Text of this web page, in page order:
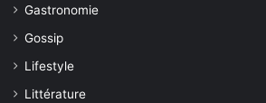
Gastronomie
Gossip
Lifestyle
Littérature